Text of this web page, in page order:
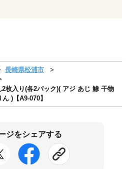
長崎県松浦市
枚入り(各2パック)( アジ あじ 鯵 干物
)【A9-070】
ジをシェアする